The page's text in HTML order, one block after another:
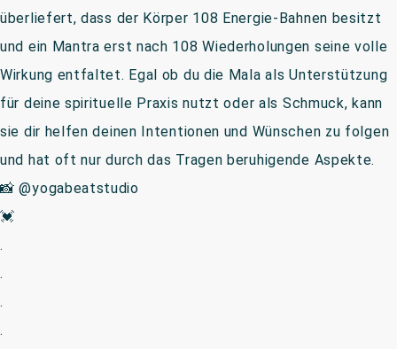
überliefert, dass der Körper 108 Energie-Bahnen besitzt
und ein Mantra erst nach 108 Wiederholungen seine volle
Wirkung entfaltet. Egal ob du die Mala als Unterstützung
für deine spirituelle Praxis nutzt oder als Schmuck, kann
sie dir helfen deinen Intentionen und Wünschen zu folgen
und hat oft nur durch das Tragen beruhigende Aspekte.
📸 @yogabeatstudio
💓
.
.
.
.